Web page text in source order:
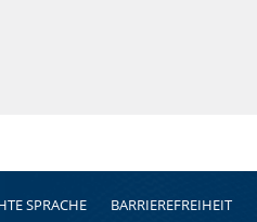
SPRACHE BARRIEREFREIHEIT